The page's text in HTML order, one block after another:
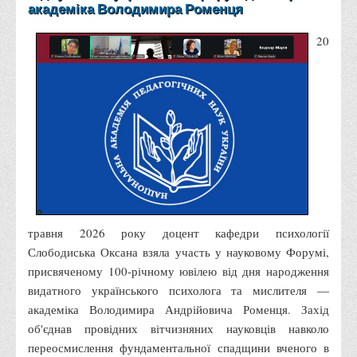
Правила безпечної поведінки учасників освітнього процесу в
умовах війни
Що можна і не можна знімати, показувати під час війни
Контакти державних та громадських організацій, які
допомагають тим, хто пережили сексуальне насильство,
пов'язане з конфліктом та їх родинам у Вінницькій області
10 точних фактів про наркотики. З’ясуй правду про
наркотики. Врятуй чиєсь життя
3D тур
SEL
Smart Electronic Learning
Структура
академіка Володимира Роменця
20
травня 2026 року доцент кафедри психології
Слободиська Оксана взяла участь у науковому Форумі,
присвяченому 100-річному ювілею від дня народження
видатного українського психолога та мислителя —
академіка Володимира Андрійовича Роменця. Захід
об'єднав провідних вітчизняних науковців навколо
переосмислення фундаментальної спадщини вченого в